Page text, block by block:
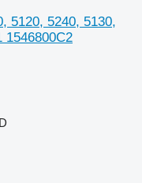
5120, 5240, 5130,
1546800C2